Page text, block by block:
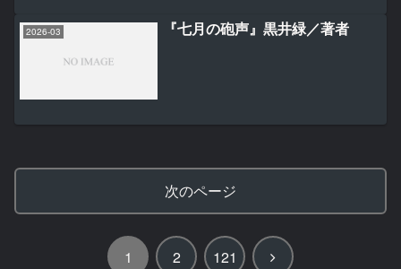
2026-03 『七月の砲声』黒井緑／著者
次のページ
1 2 121
次